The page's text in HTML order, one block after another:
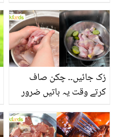
بنانے کے چند قدرتی طریقے
رُک جائیں۔۔ چکن صاف
کرتے وقت یہ باتیں ضرور